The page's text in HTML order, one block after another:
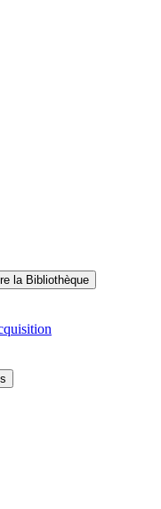
la Bibliothèque